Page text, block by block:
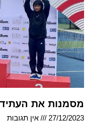
מסמנות את העתיד
27/12/2023
אין תגובות